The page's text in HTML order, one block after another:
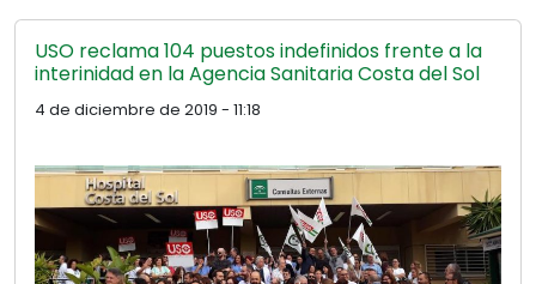
USO reclama 104 puestos indefinidos frente a la
interinidad en la Agencia Sanitaria Costa del Sol
4 de diciembre de 2019 - 11:18